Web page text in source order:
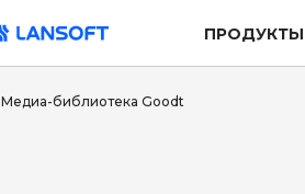
ПРОДУКТЫ
Медиа-библиотека Goodt